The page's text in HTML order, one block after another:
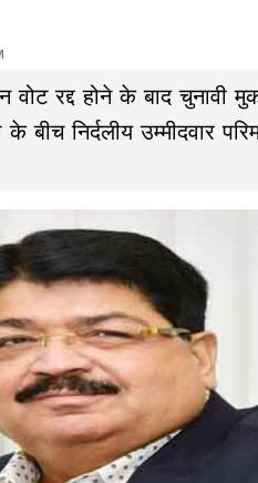
रद्द होने के बाद चुनावी
बीच निर्दलीय उम्मीदवार